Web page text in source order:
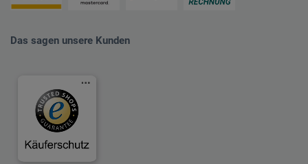
Das sagen unsere Kunden